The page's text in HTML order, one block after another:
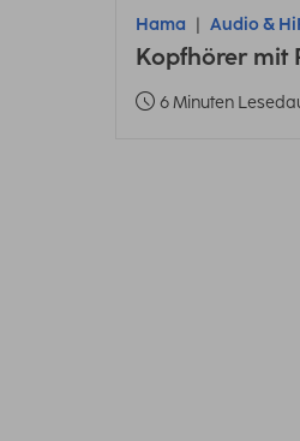
Hama Audio &
Kopfhörer mit
6 Minuten